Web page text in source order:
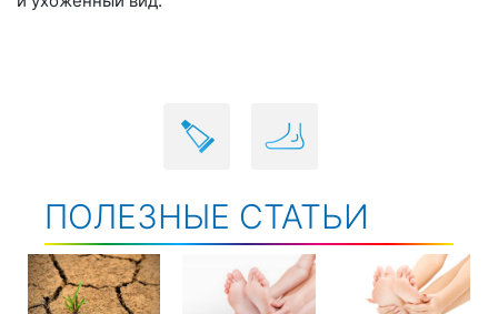
ПОЛЕЗНЫЕ СТАТЬИ